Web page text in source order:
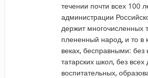
течении почти всех 100
администрации
держит многочисленных
плененный народ, и то в
веках, бесправными:
татарских школ, без всех
воспитательных,